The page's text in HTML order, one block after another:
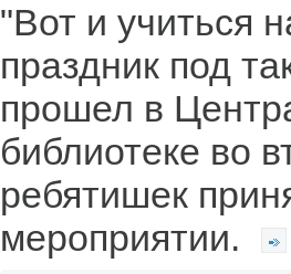
"Вот и учиться
праздник под
прошел в
библиотеке во
ребятишек
мероприятии.